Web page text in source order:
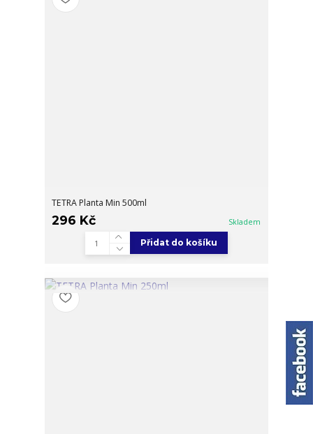
TETRA Planta Min 500ml
296 Kč Skladem
Přidat do košíku